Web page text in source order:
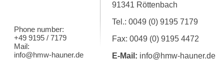
Phone number:
+49 9195 / 7179
Mail:
info@hmw-hauner.de
91341 Röttenbach
Tel.: 0049 (0) 9195 7179
Fax: 0049 (0) 9195 4472
E-Mail: info@hmw-hauner.de